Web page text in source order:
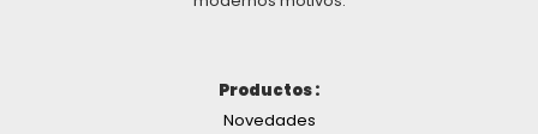
Productos :
Novedades